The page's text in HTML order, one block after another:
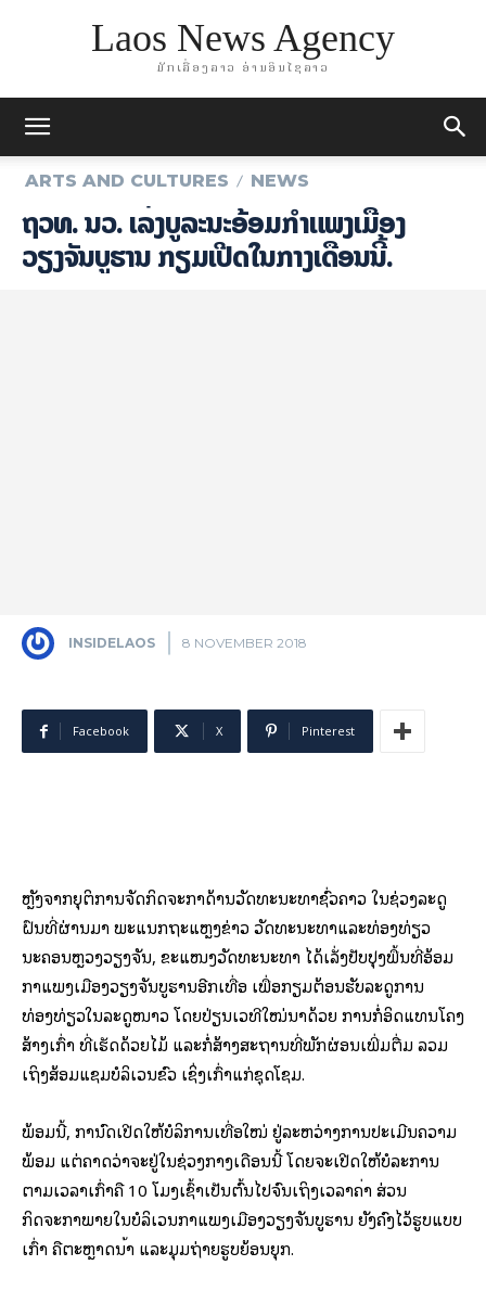
Laos News Agency
ມັກເລື່ອງລາວ ອ່ານອິນໄຊລາວ
ARTS AND CULTURES NEWS
ຖວທ. ນວ. ເລັ່ງບູລະນະອ້ອມກຳແພງເມືອງ
ວຽງຈັນບູຮານ ກຽມເປີດໃນກາງເດືອນນີ້.
INSIDELAOS 8 NOVEMBER 2018
Facebook X Pinterest
ຫຼັງຈາກຍຸຕິການຈັດກິດຈະກຳດ້ານວັດທະນະທຳຊົ່ວຄາວ ໃນຊ່ວງລະດູ
ຝົນທີ່ຜ່ານມາ ພະແນກຖະແຫຼງຂ່າວ ວັດທະນະທຳແລະທ່ອງທ່ຽວ
ນະຄອນຫຼວງວຽງຈັນ, ຂະແໜງວັດທະນະທຳ ໄດ້ເລັ່ງປັບປຸງພື້ນທີ່ອ້ອມ
ກຳແພງເມືອງວຽງຈັນບູຮານອີກເທື່ອ ເພື່ອກຽມຕ້ອນຮັບລະດູການ
ທ່ອງທ່ຽວໃນລະດູໜາວ ໂດຍປ່ຽນເວທີໃໝ່ນຳດ້ວຍ ການກໍ່ອິດແທນໂຄງ
ສ້າງເກົ່າ ທີ່ເຮັດດ້ວຍໄມ້ ແລະກໍ່ສ້າງສະຖານທີ່ພັກຜ່ອນເພີ່ມຕື່ມ ລວມ
ເຖິງສ້ອມແຊມບໍລິເວນຂົວ ເຊິ່ງເກົ່າແກ່ຊຸດໂຊມ.
ພ້ອມນີ້, ກຳນົດເປີດໃຫ້ບໍລິການເທື່ອໃໝ່ ຢູ່ລະຫວ່າງການປະເມີນຄວາມ
ພ້ອມ ແຕ່ຄາດວ່າຈະຢູ່ໃນຊ່ວງກາງເດືອນນີ້ ໂດຍຈະເປີດໃຫ້ບໍລະການ
ຕາມເວລາເກົ່າຄື 10 ໂມງເຊົ້າເປັນຕົ້ນໄປຈົນເຖິງເວລາຄ່ຳ ສ່ວນ
ກິດຈະກຳພາຍໃນບໍລິເວນກຳແພງເມືອງວຽງຈັນບູຮານ ຍັງຄົງໄວ້ຮູບແບບ
ເກົ່າ ຄືຕະຫຼາດນ້ຳ ແລະມຸມຖ່າຍຮູບຍ້ອນຍຸກ.